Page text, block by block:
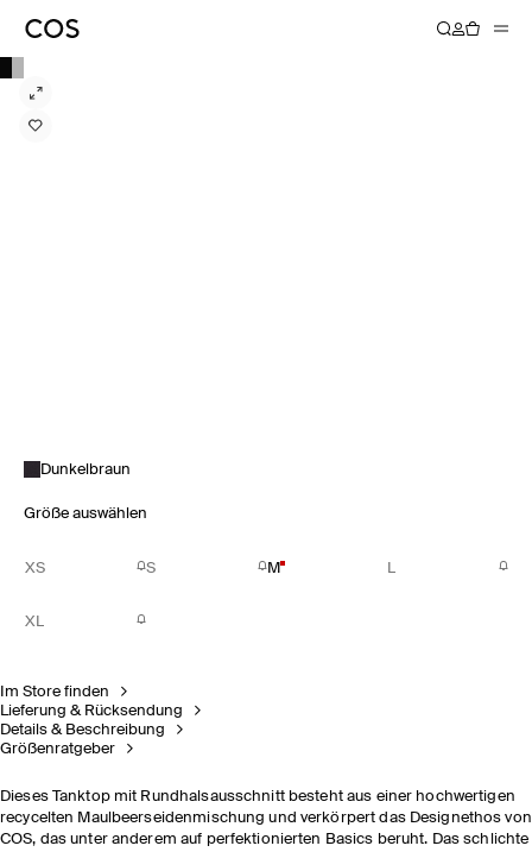
Dunkelbraun
Größe auswählen
XS S M L
XL
Im Store finden
Lieferung & Rücksendung
Details & Beschreibung
Größenratgeber
Dieses Tanktop mit Rundhalsausschnitt besteht aus einer hochwertigen
recycelten Maulbeerseidenmischung und verkörpert das Designethos von
COS, das unter anderem auf perfektionierten Basics beruht. Das schlichte